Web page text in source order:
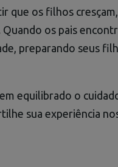
que os filhos
Quando os pais
preparando seus
equilibrado o
sua experiência